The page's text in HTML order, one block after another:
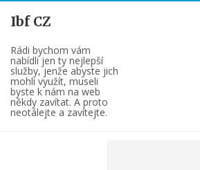
Ibf CZ
Rádi bychom vám
nabídli jen ty nejlepší
služby, jenže abyste jich
mohli využít, museli
byste k nám na web
někdy zavítat. A proto
neotálejte a zavítejte.